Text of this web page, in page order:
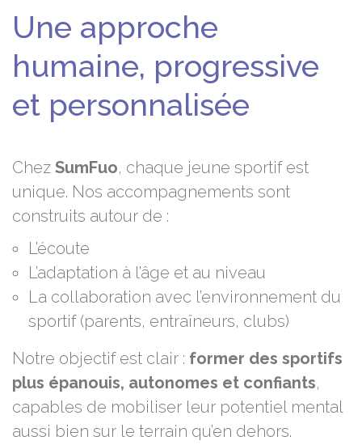
Une approche
humaine, progressive
et personnalisée
Chez SumFuo, chaque jeune sportif est
unique. Nos accompagnements sont
construits autour de :
L’écoute
L’adaptation à l’âge et au niveau
La collaboration avec l’environnement du
sportif (parents, entraîneurs, clubs)
Notre objectif est clair : former des sportifs
plus épanouis, autonomes et confiants,
capables de mobiliser leur potentiel mental
aussi bien sur le terrain qu’en dehors.